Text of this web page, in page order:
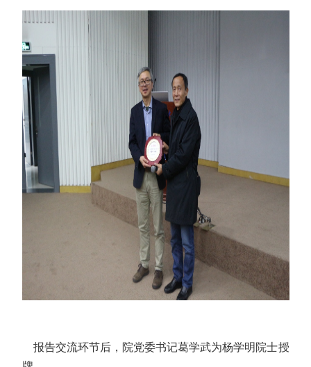
报告交流环节后，院党委书记葛学武为杨学明院士授